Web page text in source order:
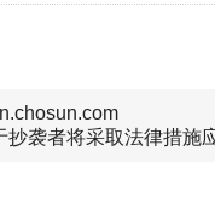
袭者将采取法律措施